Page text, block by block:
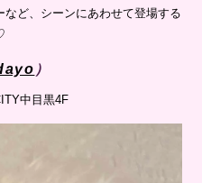
ど、シーンにあわせて登場する
）
中目黒4F